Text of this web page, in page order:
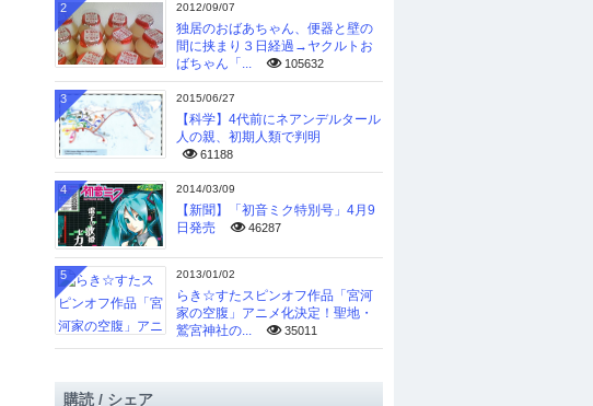
2012/09/07
独居のおばあちゃん、便器と壁の
間に挟まり３日経過→ヤクルトお
ばちゃん「...
105632
2
2015/06/27
【科学】4代前にネアンデルタール
人の親、初期人類で判明
61188
3
2014/03/09
【新聞】「初音ミク特別号」4月9
日発売
46287
4
2013/01/02
らき☆すたスピンオフ作品「宮河
家の空腹」アニメ化決定！聖地・
鷲宮神社の...
35011
5
購読 / シェア